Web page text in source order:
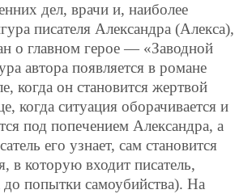
дел, врачи и, наиболее
писателя Александра (Алекса),
о главном герое — «Заводной
автора появляется в романе
когда он становится жертвой
когда ситуация оборачивается и
под попечением Александра, а
его узнает, сам становится
в которую входит писатель,
до попытки самоубийства). На